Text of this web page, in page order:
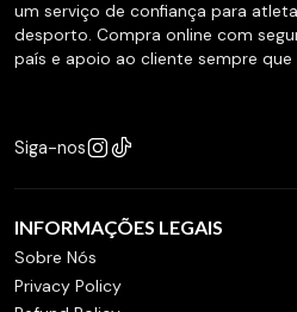
um serviço de confiança para
desporto. Compra online com
país e apoio ao cliente sempre que
Siga-nos
INFORMAÇÕES LEGAIS
Sobre Nós
Privacy Policy